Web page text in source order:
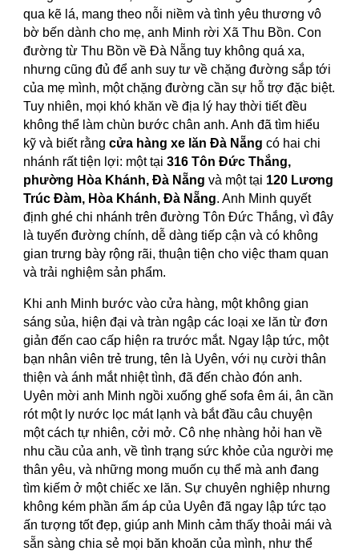
qua kẽ lá, mang theo nỗi niềm và tình yêu thương vô
bờ bến dành cho mẹ, anh Minh rời Xã Thu Bồn. Con
đường từ Thu Bồn về Đà Nẵng tuy không quá xa,
nhưng cũng đủ để anh suy tư về chặng đường sắp tới
của mẹ mình, một chặng đường cần sự hỗ trợ đặc biệt.
Tuy nhiên, mọi khó khăn về địa lý hay thời tiết đều
không thể làm chùn bước chân anh. Anh đã tìm hiểu
kỹ và biết rằngcửa hàng xe lăn Đà Nẵng có hai chi
nhánh rất tiện lợi: một tại316 Tôn Đức Thắng,
phường Hòa Khánh, Đà Nẵng và một tại 120 Lương
Trúc Đàm, Hòa Khánh, Đà Nẵng. Anh Minh quyết
định ghé chi nhánh trên đường Tôn Đức Thắng, vì đây
là tuyến đường chính, dễ dàng tiếp cận và có không
gian trưng bày rộng rãi, thuận tiện cho việc tham quan
và trải nghiệm sản phẩm.
Khi anh Minh bước vào cửa hàng, một không gian
sáng sủa, hiện đại và tràn ngập các loại xe lăn từ đơn
giản đến cao cấp hiện ra trước mắt. Ngay lập tức, một
bạn nhân viên trẻ trung, tên là Uyên, với nụ cười thân
thiện và ánh mắt nhiệt tình, đã đến chào đón anh.
Uyên mời anh Minh ngồi xuống ghế sofa êm ái, ân cần
rót một ly nước lọc mát lạnh và bắt đầu câu chuyện
một cách tự nhiên, cởi mở. Cô nhẹ nhàng hỏi han về
nhu cầu của anh, về tình trạng sức khỏe của người mẹ
thân yêu, và những mong muốn cụ thể mà anh đang
tìm kiếm ở một chiếc xe lăn. Sự chuyên nghiệp nhưng
không kém phần ấm áp của Uyên đã ngay lập tức tạo
ấn tượng tốt đẹp, giúp anh Minh cảm thấy thoải mái và
sẵn sàng chia sẻ mọi băn khoăn của mình, như thể